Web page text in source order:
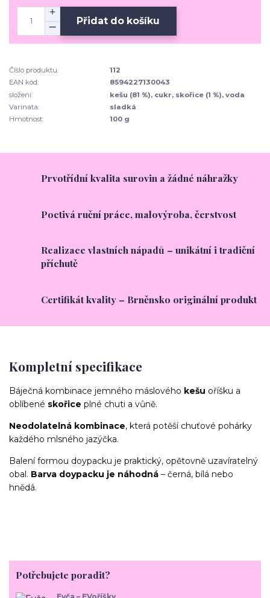
Přidat do košíku
Číslo produktu:
112
EAN kód:
8594227130043
složení:
kešu (81 %), cukr, skořice (1 %), voda
Varinata:
sladká
Hmotnost:
100 g
Prvotřídní kvalita surovin a žádné náhražky
Poctivá ruční práce, malovýroba, čerstvost
Realizace vlastních nápadů – unikátní i tradiční
příchutě
Certifikát kvality – Brněnsko originální produkt
Kompletní specifikace
Báječná kombinace jemného máslového kešu oříšku a
oblíbené skořice plné chuti a vůně.
Neodolatelná kombinace, která potěší chuťové pohárky
každého mlsného jazýčka.
Balení formou doypacku je praktický, opětovně uzavíratelný
obal. Barva doypacku je náhodná – černá, bílá nebo
hnědá.
Potřebujete poradit?